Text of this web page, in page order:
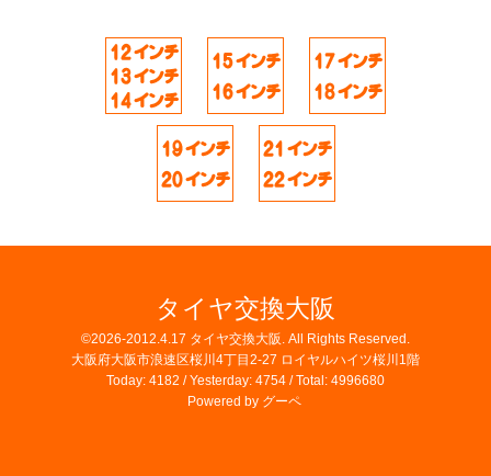
タイヤ交換大阪
©2026-2012.4.17 タイヤ交換大阪 . All Rights Reserved.
大阪府大阪市浪速区桜川4丁目2-27 ロイヤルハイツ桜川1階
Today: 4182 / Yesterday: 4754 / Total: 4996680
Powered by グーペ